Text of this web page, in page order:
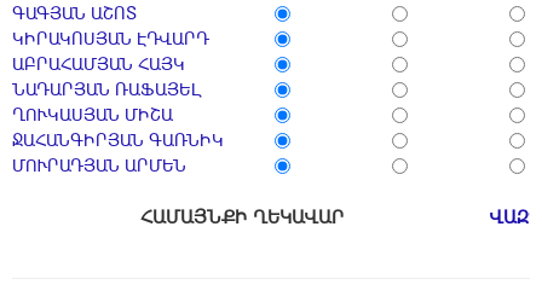
ԳԱԳՅԱՆ ԱՇՈՏ
ԿԻՐԱԿՈՍՅԱՆ ԷԴՎԱՐԴ
ԱԲՐԱՀԱՄՅԱՆ ՀԱՅԿ
ՆԱԴԱՐՅԱՆ ՌԱՖԱՅԵԼ
ՂՈՒԿԱՍՅԱՆ ՄԻՇԱ
ՋԱՀԱՆԳԻՐՅԱՆ ԳԱՌՆԻԿ
ՄՈՒՐԱԴՅԱՆ ԱՐՄԵՆ
ՀԱՄԱՅՆՔԻ ՂԵԿԱՎԱՐ